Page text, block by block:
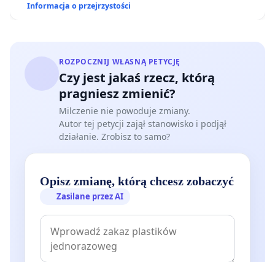
Informacja o przejrzystości
ROZPOCZNIJ WŁASNĄ PETYCJĘ
Czy jest jakaś rzecz, którą
pragniesz zmienić?
Milczenie nie powoduje zmiany.
Autor tej petycji zajął stanowisko i podjął
działanie. Zrobisz to samo?
Opisz zmianę, którą chcesz zobaczyć
Zasilane przez AI